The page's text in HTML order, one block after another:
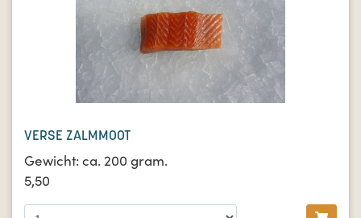
VERSE ZALMMOOT
Gewicht: ca. 200 gram.
5,50